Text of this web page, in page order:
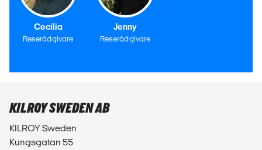
Cecilia
Reserådgivare
Jenny
Reserådgivare
KILROY SWEDEN AB
KILROY Sweden
Kungsgatan 55